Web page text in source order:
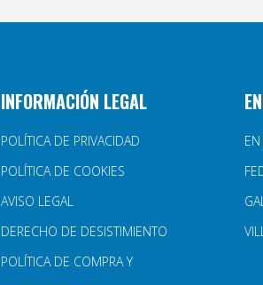
INFORMACIÓN LEGAL
POLÍTICA DE PRIVACIDAD
POLÍTICA DE COOKIES
AVISO LEGAL
DERECHO DE DESISTIMIENTO
POLÍTICA DE COMPRA Y